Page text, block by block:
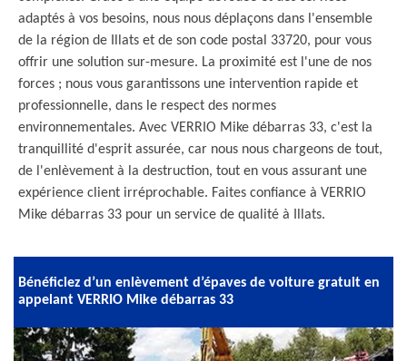
adaptés à vos besoins, nous nous déplaçons dans l'ensemble
de la région de Illats et de son code postal 33720, pour vous
offrir une solution sur-mesure. La proximité est l'une de nos
forces ; nous vous garantissons une intervention rapide et
professionnelle, dans le respect des normes
environnementales. Avec VERRIO Mike débarras 33, c'est la
tranquillité d'esprit assurée, car nous nous chargeons de tout,
de l'enlèvement à la destruction, tout en vous assurant une
expérience client irréprochable. Faites confiance à VERRIO
Mike débarras 33 pour un service de qualité à Illats.
Bénéficiez d’un enlèvement d’épaves de voiture gratuit en
appelant VERRIO Mike débarras 33